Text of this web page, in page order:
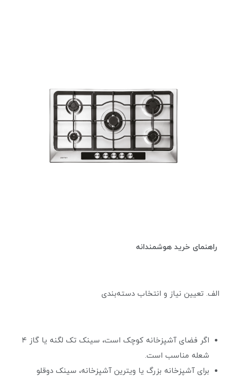
راهنمای خرید هوشمندانه
الف. تعیین نیاز و انتخاب دسته‌بندی
اگر فضای آشپزخانه کوچک است، سینک تک لگنه یا گاز ۴
شعله مناسب است.
برای آشپزخانه بزرگ یا ویترین آشپزخانه، سینک دوقلو